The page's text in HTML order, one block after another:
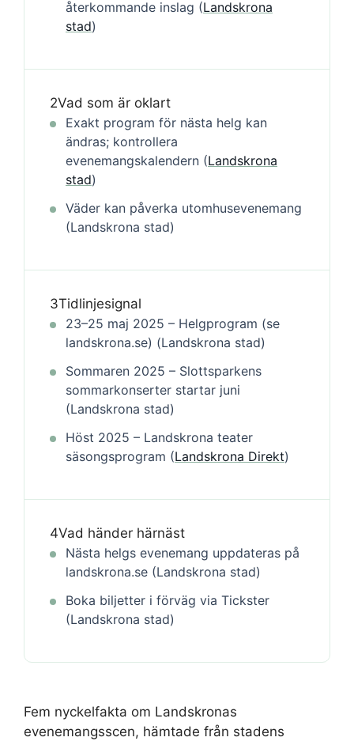
återkommande inslag (Landskrona
stad)
2Vad som är oklart
Exakt program för nästa helg kan
ändras; kontrollera
evenemangskalendern (Landskrona
stad)
Väder kan påverka utomhusevenemang
(Landskrona stad)
3Tidlinjesignal
23–25 maj 2025 – Helgprogram (se
landskrona.se) (Landskrona stad)
Sommaren 2025 – Slottsparkens
sommarkonserter startar juni
(Landskrona stad)
Höst 2025 – Landskrona teater
säsongsprogram (Landskrona Direkt)
4Vad händer härnäst
Nästa helgs evenemang uppdateras på
landskrona.se (Landskrona stad)
Boka biljetter i förväg via Tickster
(Landskrona stad)
Fem nyckelfakta om Landskronas
evenemangsscen, hämtade från stadens